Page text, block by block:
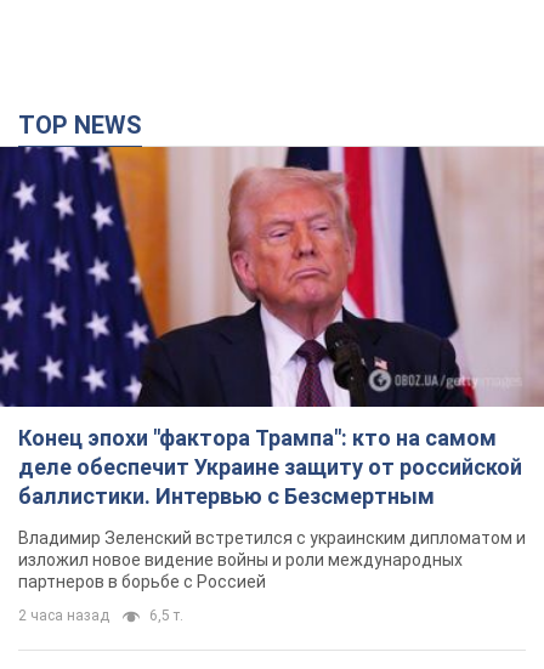
TOP NEWS
Конец эпохи "фактора Трампа": кто на самом
деле обеспечит Украине защиту от российской
баллистики. Интервью с Безсмертным
Владимир Зеленский встретился с украинским дипломатом и
изложил новое видение войны и роли международных
партнеров в борьбе с Россией
2 часа назад 6,5 т.